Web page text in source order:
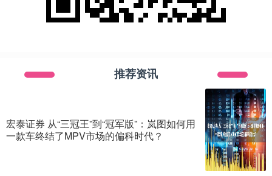
推荐资讯
宏泰证券 从“三冠王”到“冠军版”：岚图如何用
一款车终结了MPV市场的偏科时代？